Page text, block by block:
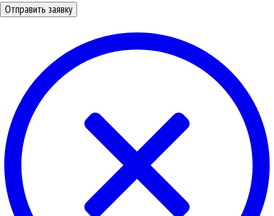
Отправить заявку